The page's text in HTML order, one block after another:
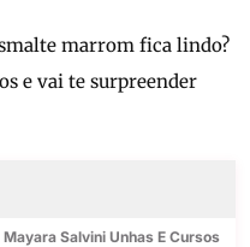
marrom fica lindo?
e vai te surpreender
Mayara Salvini Unhas E Cursos